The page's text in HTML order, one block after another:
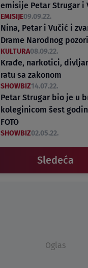
emisije Petar Strugar i
EMISIJE09.09.22.
Nina, Petar i Vučić i
Drame Narodnog
KULTURA08.09.22.
Krađe, narkotici,
ratu sa zakonom
SHOWBIZ14.07.22.
Petar Strugar bio je u
koleginicom šest
FOTO
SHOWBIZ02.05.22.
Sledeća
Oglas